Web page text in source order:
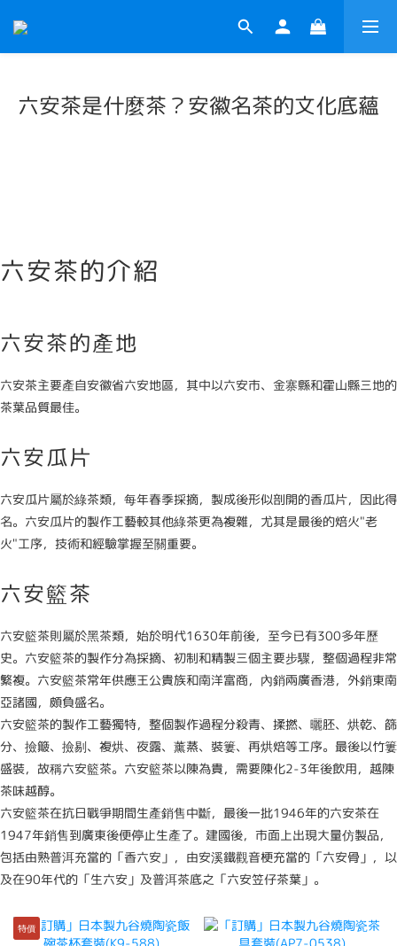
六安茶是什麼茶？安徽名茶的文化底蘊
六安茶的介紹
六安茶的產地
六安茶主要產自安徽省六安地區，其中以六安市、金寨縣和霍山縣三地的
茶葉品質最佳。
六安瓜片
六安瓜片屬於綠茶類，每年春季採摘，製成後形似剖開的香瓜片，因此得
名。六安瓜片的製作工藝較其他綠茶更為複雜，尤其是最後的焙火"老
火"工序，技術和經驗掌握至關重要。
六安籃茶
六安籃茶則屬於黑茶類，始於明代1630年前後，至今已有300多年歷
史。六安籃茶的製作分為採摘、初制和精製三個主要步驟，整個過程非常
繁複。六安籃茶常年供應王公貴族和南洋富商，內銷兩廣香港，外銷東南
亞諸國，頗負盛名。
六安籃茶的製作工藝獨特，整個製作過程分殺青、揉撚、曬胚、烘乾、篩
分、撿簸、撿剔、複烘、夜露、薰蒸、裝簍、再烘焙等工序。最後以竹簍
盛裝，故稱六安籃茶。六安籃茶以陳為貴，需要陳化2-3年後飲用，越陳
茶味越醇。
六安籃茶在抗日戰爭期間生產銷售中斷，最後一批1946年的六安茶在
1947年銷售到廣東後便停止生產了。建國後，市面上出現大量仿製品，
包括由熟普洱充當的「香六安」，由安溪鐵觀音梗充當的「六安骨」，以
及在90年代的「生六安」及普洱茶底之「六安笠仔茶葉」。
特價